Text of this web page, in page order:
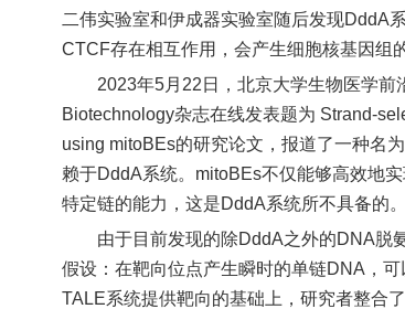
二伟实验室和伊成器实验室随后发现DddA
CTCF存在相互作用，会产生细胞核基因组
2023年5月22日，北京大学生物医学前
Biotechnology杂志在线发表题为 Strand-
using mitoBEs的研究论文，报道了一种名
赖于DddA系统。mitoBEs不仅能够高效地
特定链的能力，这是DddA系统所不具备的
由于目前发现的除DddA之外的DNA脱
假设：在靶向位点产生瞬时的单链DNA，
TALE系统提供靶向的基础上，研究者整合